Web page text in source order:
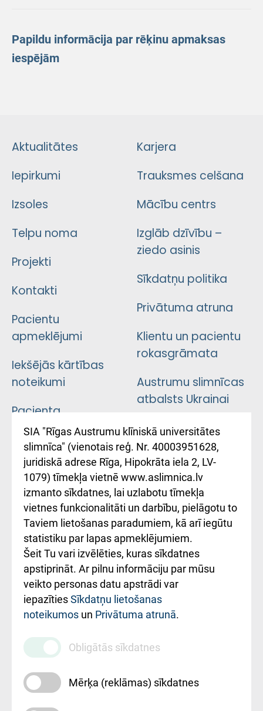
Papildu informācija par rēķinu apmaksas
iespējām
Aktualitātes
Iepirkumi
Izsoles
Telpu noma
Projekti
Kontakti
Pacientu
apmeklējumi
Iekšējās kārtības
noteikumi
Pacienta
atsauksmju/sūdzību
iesniegšanas
kārtība
Kā pie mums nokļūt
Rēķinu apmaksas
ceļvedis
Rekvizīti un
ārstniecības
iestādes kods
010000234
Maksas
pakalpojumu
cenrādis
Karjera
Trauksmes celšana
Mācību centrs
Izglāb dzīvību –
ziedo asinis
Sīkdatņu politika
Privātuma atruna
Klientu un pacientu
rokasgrāmata
Austrumu slimnīcas
atbalsts Ukrainai
Підтримка Східної
лікарні та співпраця з
Україною
SIA "Rīgas Austrumu klīniskā universitātes
slimnīca" (vienotais reģ. Nr. 40003951628,
juridiskā adrese Rīga, Hipokrāta iela 2, LV-
1079) tīmekļa vietnē www.aslimnica.lv
izmanto sīkdatnes, lai uzlabotu tīmekļa
vietnes funkcionalitāti un darbību, pielāgotu to
Taviem lietošanas paradumiem, kā arī iegūtu
statistiku par lapas apmeklējumiem.
Šeit Tu vari izvēlēties, kuras sīkdatnes
apstiprināt. Ar pilnu informāciju par mūsu
veikto personas datu apstrādi var
iepazītiesSīkdatņu lietošanas
noteikumos un Privātuma atrunā.
Obligātās sīkdatnes
Mērķa (reklāmas) sīkdatnes